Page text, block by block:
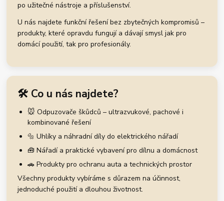
po užitečné nástroje a příslušenství.
U nás najdete funkční řešení bez zbytečných kompromisů –
produkty, které opravdu fungují a dávají smysl jak pro
domácí použití, tak pro profesionály.
🛠️ Co u nás najdete?
🐭 Odpuzovače škůdců – ultrazvukové, pachové i
kombinované řešení
🔩 Uhlíky a náhradní díly do elektrického nářadí
🧰 Nářadí a praktické vybavení pro dílnu a domácnost
🚗 Produkty pro ochranu auta a technických prostor
Všechny produkty vybíráme s důrazem na účinnost,
jednoduché použití a dlouhou životnost.